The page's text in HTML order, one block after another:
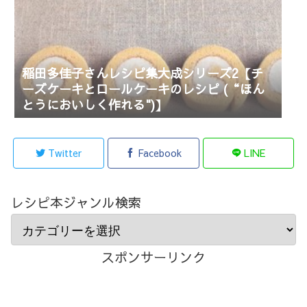
稲田多佳子さんレシピ集大成シリーズ2【チ
ーズケーキとロールケーキのレシピ (“ほん
とうにおいしく作れる")】
Twitter Facebook LINE
レシピ本ジャンル検索
スポンサーリンク